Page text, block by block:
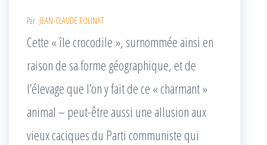
Par JEAN-CLAUDE ROLINAT
Cette « île crocodile », surnommée ainsi en
raison de sa forme géographique, et de
l’élevage que l’on y fait de ce « charmant »
animal – peut-être aussi une allusion aux
vieux caciques du Parti communiste qui